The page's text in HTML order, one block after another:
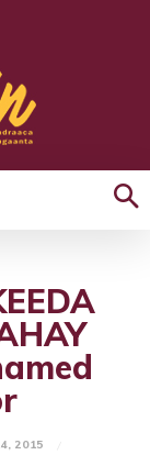
2015